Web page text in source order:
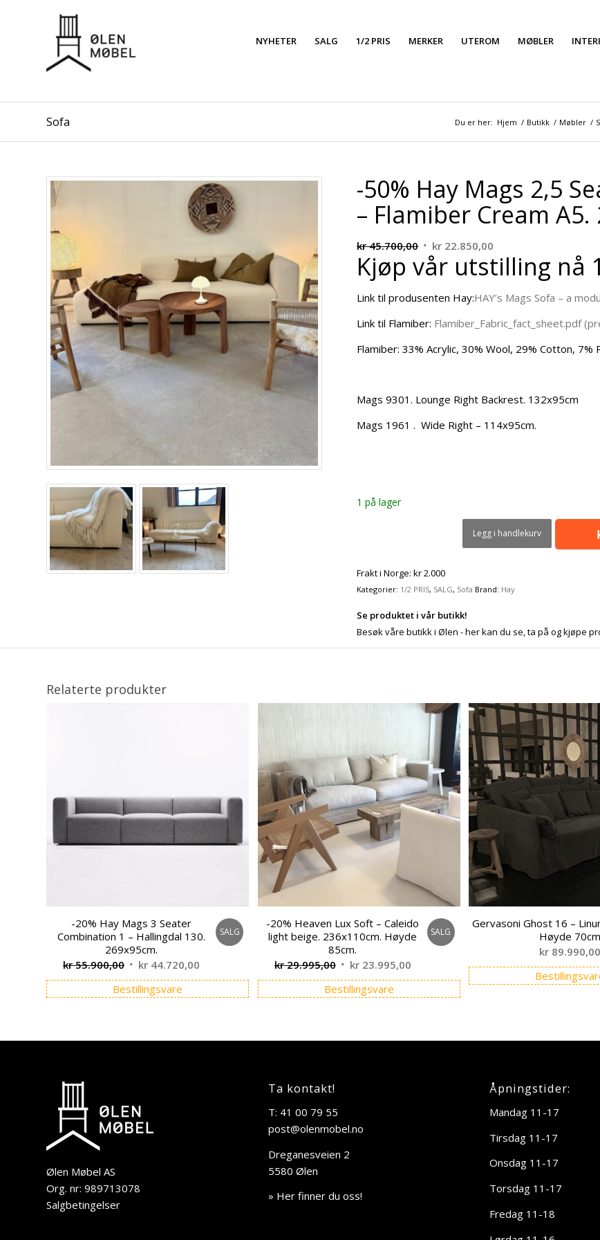
NYHETER SALG 1/2 PRIS MERKER UTEROM MØBLER
Sofa Du er her: Hjem / Butikk / Møbler /
-50% Hay Mags 2,5
– Flamiber Cream A5.
kr45.700,00 Opprinnelig
pris
var:
kr 45.700,00.
kr 22.850,00
pris
er:
kr 22.850,00.
Kjøp vår utstilling nå
Link til produsenten Hay:HAY’s Mags Sofa – a
Link til Flamiber: Flamiber_Fabric_fact_sheet.pdf
Flamiber: 33% Acrylic, 30% Wool, 29% Cotton,
Mags 9301. Lounge Right Backrest. 132x95cm
Mags 1961 . Wide Right – 114x95cm.
1 på lager
Legg i handlekurv
Frakt i Norge: kr 2.000
Kategorier: 1/2 PRIS, SALG, Sofa Brand: Hay
Se produktet i vår butikk!
Besøk våre butikk i Ølen - her kan du se, ta på og kjøpe
Relaterte produkter
-20% Hay Mags 3 Seater
Combination 1 – Hallingdal 130.
269x95cm.
kr55.900,00 Opprinnelig
pris
var:
kr 44.720,00
pris
er:
SALG
Bestillingsvare
-20% Heaven Lux Soft – Caleido
light beige. 236x110cm. Høyde
85cm.
kr29.995,00 Opprinnelig
pris
var:
kr23.995,00Nåværende
pris
er:
SALG
Bestillingsvare
Gervasoni Ghost 16 –
Høyde 70cm
kr 89.990,00
Ølen Møbel AS
Org. nr: 989713078
Salgbetingelser
Ta kontakt!
T: 41 00 79 55
post@olenmobel.no
Dreganesveien 2
5580 Ølen
» Her finner du oss!
Åpningstider:
Mandag 11-17
Tirsdag 11-17
Onsdag 11-17
Torsdag 11-17
Fredag 11-18